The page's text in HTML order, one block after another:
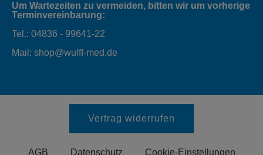
Um Wartezeiten zu vermeiden, bitten wir um vorherige
Terminvereinbarung:
Tel.: 04836 - 99641-22
Mail: shop@wulff-med.de
Vertrag widerrufen
AGB Datenschutz Cookie-Einstellungen